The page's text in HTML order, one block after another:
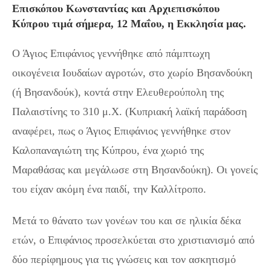
Επισκόπου Κωνσταντίας και Αρχιεπισκόπου
Κύπρου τιμά σήμερα, 12 Μαΐου, η Εκκλησία μας.
Ο Άγιος Επιφάνιος γεννήθηκε από πάμπτωχη
οικογένεια Ιουδαίων αγροτών, στο χωρίο Βησανδούκη
(ή Βησανδούκ), κοντά στην Ελευθερούπολη της
Παλαιστίνης το 310 μ.Χ. (Κυπριακή λαϊκή παράδοση
αναφέρει, πως ο Άγιος Επιφάνιος γεννήθηκε στον
Καλοπαναγιώτη της Κύπρου, ένα χωριό της
Μαραθάσας και μεγάλωσε στη Βησανδούκη). Οι γονείς
του είχαν ακόμη ένα παιδί, την Καλλίτροπο.
Μετά το θάνατο των γονέων του και σε ηλικία δέκα
ετών, ο Επιφάνιος προσελκύεται στο χριστιανισμό από
δύο περίφημους για τις γνώσεις και τον ασκητισμό